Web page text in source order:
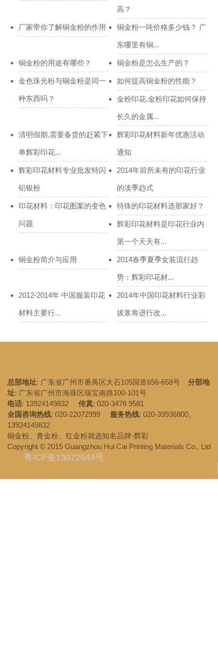
高？
厂家带你了解铜金粉的作用 铜金粉一吨价格多少钱？ 广
东哪里有铜...
铜金粉的用途有哪些？ 铜金粉是怎么生产的？
金色珠光粉与铜金粉是同一
种东西吗？
如何提高铜金粉的性能？
金粉印花.金粉印花如何保持
长久的金属...
清明假期,需要备货的赶紧下
单辉彩印花...
辉彩印花材料新年优惠活动
通知
辉彩印花材料专业批发特闪
铝银粉
2014年前所未有的印花行业
的淡季趋式
印花材料：印花图案的变色
问题
特殊的印花材料选那家好？
辉彩印花材料是印花行业内
第一个天天有...
铜金粉简介与应用 2014春季夏季女装流行趋
势：辉彩印花材...
2012-2014年 中国服装印花
材料主要行...
2014年中国印花材料行业彩
拔浆将进行改...
总部地址: 广东省广州市番禺区大石105国道656-658号
分部地
址 : 广东省广州市海珠区瑞宝南路100-101号
电话 : 13924149832传真: 020-3478 9581
全国咨询热线: 020-22072999
: 020-39936800、
13924149832